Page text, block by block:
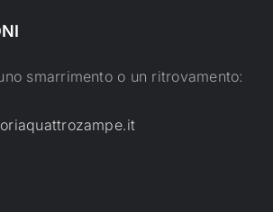
smarrimento o un ritrovamento: